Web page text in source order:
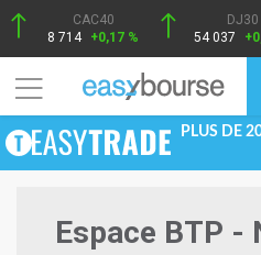
CAC40
8 714 +0,17 %
DJ30
54 037
PLUS DE
Espace BTP -